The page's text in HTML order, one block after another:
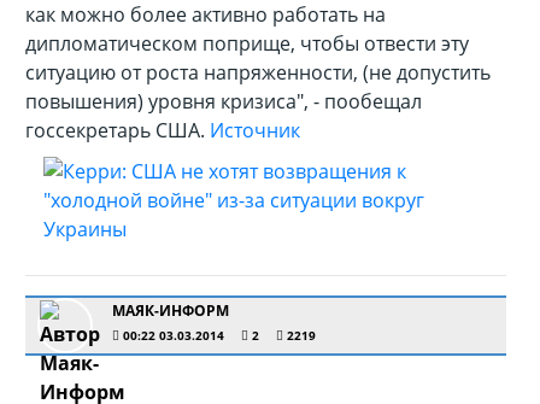
как можно более активно работать на
дипломатическом поприще, чтобы отвести эту
ситуацию от роста напряженности, (не допустить
повышения) уровня кризиса", - пообещал
госсекретарь США. Источник
МАЯК-ИНФОРМ
00:22 03.03.2014 2 2219